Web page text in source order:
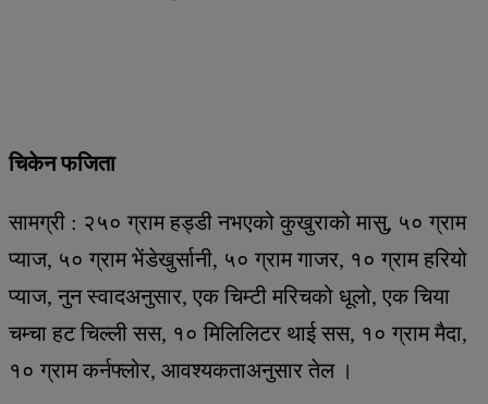
चिकेन फजिता
सामग्री : २५० ग्राम हड्डी नभएको कुखुराको मासु, ५० ग्राम
प्याज, ५० ग्राम भेंडेखुर्सानी, ५० ग्राम गाजर, १० ग्राम हरियो
प्याज, नुन स्वादअनुसार, एक चिम्टी मरिचको धूलो, एक चिया
चम्चा हट चिल्ली सस, १० मिलिलिटर थाई सस, १० ग्राम मैदा,
१० ग्राम कर्नफ्लोर, आवश्यकताअनुसार तेल ।